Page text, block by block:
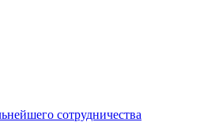
сотрудничества